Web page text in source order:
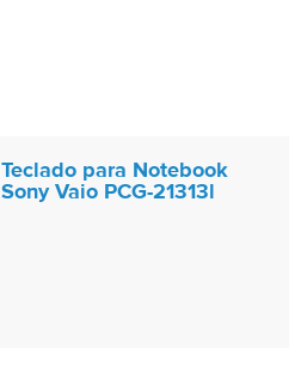
Teclado para Notebook
Sony Vaio PCG-21313l